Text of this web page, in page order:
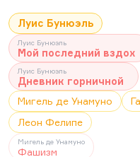
Луис Бунюэль
Луис Бунюэль
Мой последний вздох
Луис Бунюэль
Дневник горничной
Мигель де Унамуно
Леон Фелипе
Мигель де Унамуно
Фашизм